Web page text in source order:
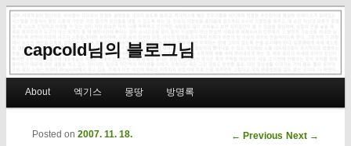
capcold님의 블로그님
Skip to primary content
Skip to secondary content
About 엑기스 몽땅 방명록
Post navigation
← Previous Next →
Posted on 2007. 11. 18.